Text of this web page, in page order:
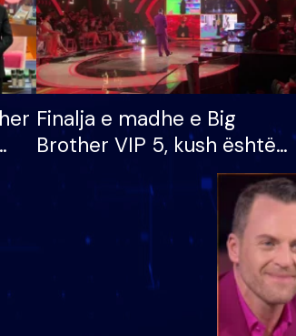
Finalja e madhe e Big
Brother VIP 5, kush është
banori i parë që lë shtëpinë
dhe humb mundësinë për
të fituar çmimin e madh